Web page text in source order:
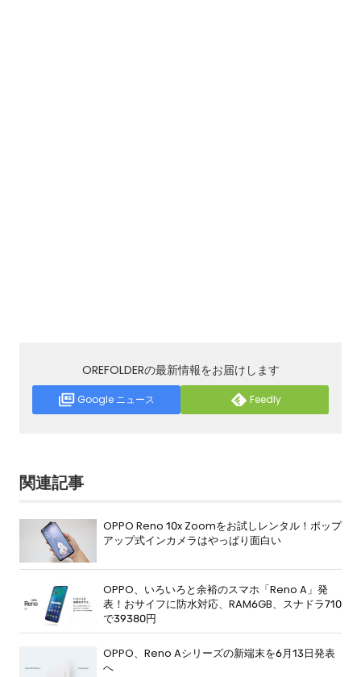
OREFOLDERの最新情報をお届けします
Google ニュース Feedly
関連記事
OPPO Reno 10x Zoomをお試しレンタル！ポップ
アップ式インカメラはやっぱり面白い
OPPO、いろいろと余裕のスマホ「Reno A」発
表！おサイフに防水対応、RAM6GB、スナドラ710
で39380円
OPPO、Reno Aシリーズの新端末を6月13日発表
へ